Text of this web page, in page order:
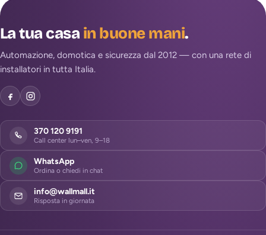
La tua casain buone mani.
Automazione, domotica e sicurezza dal 2012 — con una rete di
installatori in tutta Italia.
370 120 9191
Call center lun–ven, 9–18
WhatsApp
Ordina o chiedi in chat
info@wallmall.it
Risposta in giornata